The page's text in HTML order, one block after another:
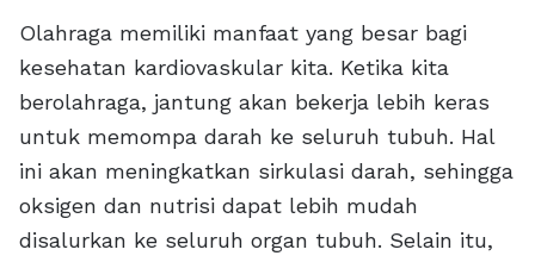
Olahraga memiliki manfaat yang besar bagi
kesehatan kardiovaskular kita. Ketika kita
berolahraga, jantung akan bekerja lebih keras
untuk memompa darah ke seluruh tubuh. Hal
ini akan meningkatkan sirkulasi darah, sehingga
oksigen dan nutrisi dapat lebih mudah
disalurkan ke seluruh organ tubuh. Selain itu,